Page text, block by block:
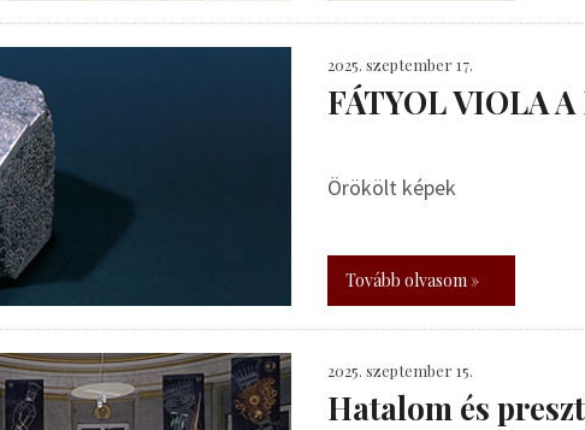
2025. szeptember 17.
FÁTYOL VIOLA
Örökölt képek
Tovább olvasom »
2025. szeptember 15.
Hatalom és